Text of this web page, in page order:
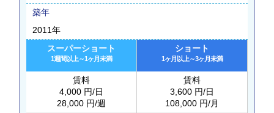
築年
2011年
スーパーショート
1週間以上～1ヶ月未満
賃料
4,000 円/日
28,000 円/週
ショート
1ヶ月以上～3ヶ月未満
賃料
3,600 円/日
108,000 円/月